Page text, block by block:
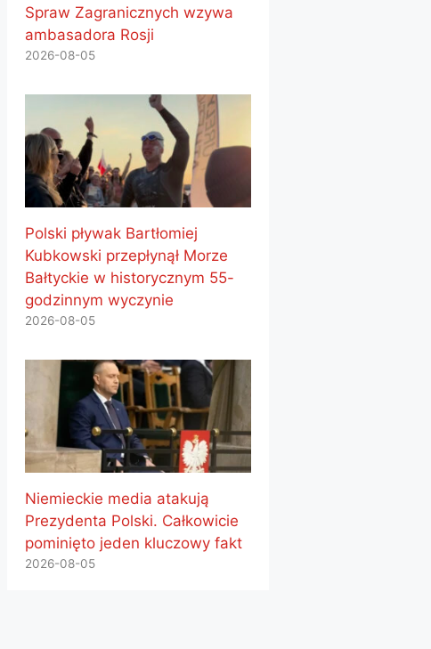
Spraw Zagranicznych wzywa
ambasadora Rosji
2026-08-05
Polski pływak Bartłomiej
Kubkowski przepłynął Morze
Bałtyckie w historycznym 55-
godzinnym wyczynie
2026-08-05
Niemieckie media atakują
Prezydenta Polski. Całkowicie
pominięto jeden kluczowy fakt
2026-08-05